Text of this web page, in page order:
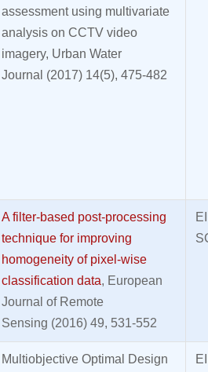
assessment using multivariate
analysis on CCTV video
imagery, Urban Water
Journal (2017) 14(5), 475-482
A filter-based post-processing
technique for improving
homogeneity of pixel-wise
classification data, European
Journal of Remote
Sensing (2016) 49, 531-552
Multiobjective Optimal Design